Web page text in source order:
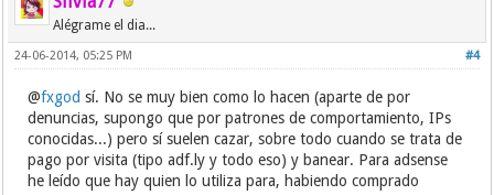
Alégrame el dia...
#4
24-06-2014, 05:25 PM
@fxgod sí. No se muy bien como lo hacen (aparte de por
denuncias, supongo que por patrones de comportamiento, IPs
conocidas...) pero sí suelen cazar, sobre todo cuando se trata de
pago por visita (tipo adf.ly y todo eso) y banear. Para adsense
he leído que hay quien lo utiliza para, habiendo comprado